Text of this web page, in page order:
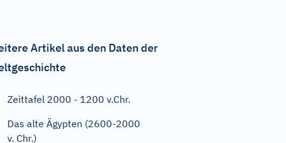
Artikel aus den Daten der
Zeittafel 2000 - 1200 v.Chr.
Das alte Ägypten (2600-2000
v. Chr.)